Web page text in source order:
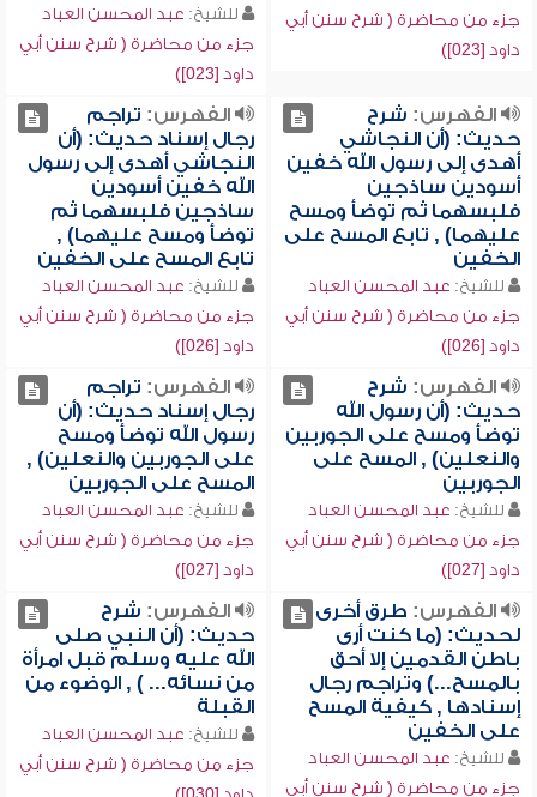
جزء من محاضرة ( شرح سنن أبي
داود [023])
للشيخ: عبد المحسن العباد
جزء من محاضرة ( شرح سنن أبي
داود [023])
الفهرس: شرح
حديث: (أن النجاشي
أهدى إلى رسول الله خفين
أسودين ساذجين
فلبسهما ثم توضأ ومسح
عليهما) , تابع المسح على
الخفين
للشيخ: عبد المحسن العباد
جزء من محاضرة ( شرح سنن أبي
داود [026])
الفهرس: تراجم
رجال إسناد حديث: (أن
النجاشي أهدى إلى رسول
الله خفين أسودين
ساذجين فلبسهما ثم
توضأ ومسح عليهما) ,
تابع المسح على الخفين
للشيخ: عبد المحسن العباد
جزء من محاضرة ( شرح سنن أبي
داود [026])
الفهرس: شرح
حديث: (أن رسول الله
توضأ ومسح على الجوربين
والنعلين) , المسح على
الجوربين
للشيخ: عبد المحسن العباد
جزء من محاضرة ( شرح سنن أبي
داود [027])
الفهرس: تراجم
رجال إسناد حديث: (أن
رسول الله توضأ ومسح
على الجوربين والنعلين) ,
المسح على الجوربين
للشيخ: عبد المحسن العباد
جزء من محاضرة ( شرح سنن أبي
داود [027])
الفهرس: طرق أخرى
لحديث: (ما كنت أرى
باطن القدمين إلا أحق
بالمسح...) وتراجم رجال
إسنادها , كيفية المسح
على الخفين
للشيخ: عبد المحسن العباد
جزء من محاضرة ( شرح سنن أبي
الفهرس: شرح
حديث: (أن النبي صلى
الله عليه وسلم قبل امرأة
من نسائه... ) , الوضوء من
القبلة
للشيخ: عبد المحسن العباد
جزء من محاضرة ( شرح سنن أبي